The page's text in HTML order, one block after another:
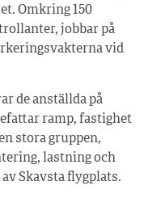
Omkring 150
jobbar på
vid
de anställda på
ramp, fastighet
stora gruppen,
lastning och
Skavsta flygplats.